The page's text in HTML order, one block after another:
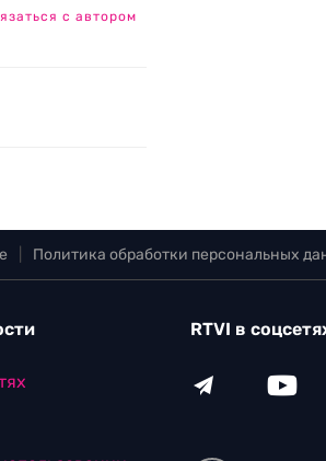
с автором
Политика обработки персональных
RTVI в